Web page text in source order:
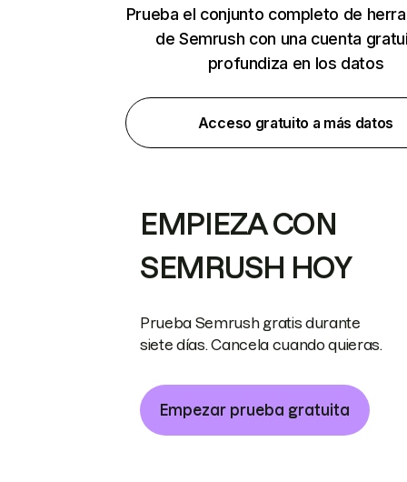
Prueba el conjunto completo de
de Semrush con una cuenta
profundiza en los datos
Acceso gratuito a más datos
EMPIEZA CON
SEMRUSH HOY
Prueba Semrush gratis durante
siete días. Cancela cuando quieras.
Empezar prueba gratuita